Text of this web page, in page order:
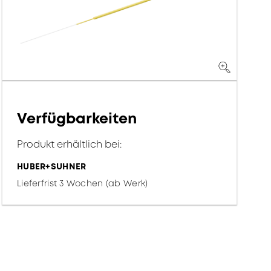
Verfügbarkeiten
Produkt erhältlich bei:
HUBER+SUHNER
Lieferfrist 3 Wochen (ab Werk)